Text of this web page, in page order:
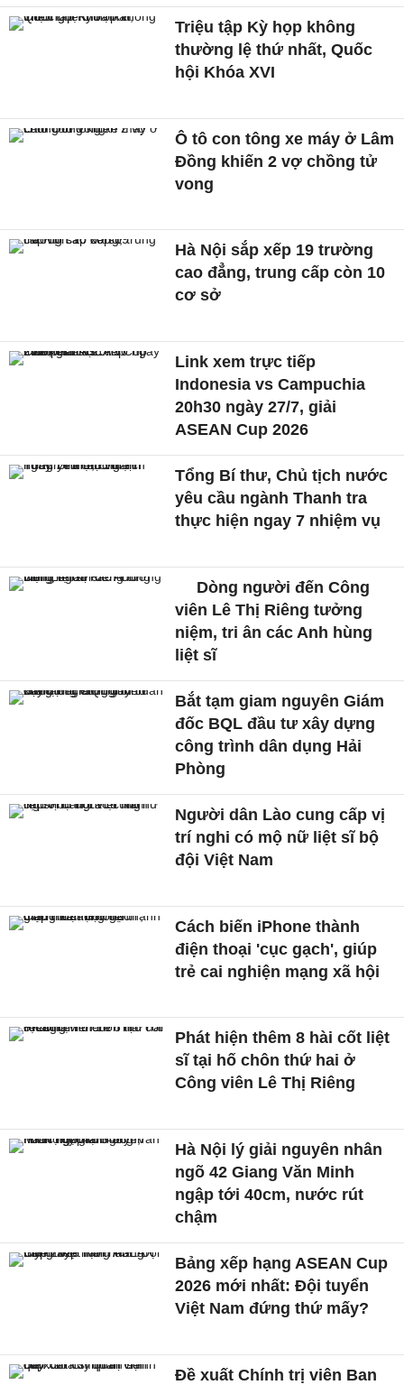
Triệu tập Kỳ họp không
thường lệ thứ nhất, Quốc
hội Khóa XVI
Ô tô con tông xe máy ở Lâm
Đồng khiến 2 vợ chồng tử
vong
Hà Nội sắp xếp 19 trường
cao đẳng, trung cấp còn 10
cơ sở
Link xem trực tiếp
Indonesia vs Campuchia
20h30 ngày 27/7, giải
ASEAN Cup 2026
Tổng Bí thư, Chủ tịch nước
yêu cầu ngành Thanh tra
thực hiện ngay 7 nhiệm vụ
Dòng người đến Công
viên Lê Thị Riêng tưởng
niệm, tri ân các Anh hùng
liệt sĩ
Bắt tạm giam nguyên Giám
đốc BQL đầu tư xây dựng
công trình dân dụng Hải
Phòng
Người dân Lào cung cấp vị
trí nghi có mộ nữ liệt sĩ bộ
đội Việt Nam
Cách biến iPhone thành
điện thoại 'cục gạch', giúp
trẻ cai nghiện mạng xã hội
Phát hiện thêm 8 hài cốt liệt
sĩ tại hố chôn thứ hai ở
Công viên Lê Thị Riêng
Hà Nội lý giải nguyên nhân
ngõ 42 Giang Văn Minh
ngập tới 40cm, nước rút
chậm
Bảng xếp hạng ASEAN Cup
2026 mới nhất: Đội tuyển
Việt Nam đứng thứ mấy?
Đề xuất Chính trị viên Ban